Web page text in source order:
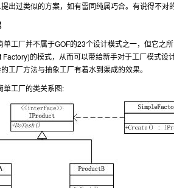
出过类似的方案，如有雷同纯属巧合。有说得不对
单工厂并不属于GOF的23个设计模式之一，但它之
Factory)的模式，从而可以带给新手对于工厂模式设
工厂方法与抽象工厂有着水到渠成的效果。
单工厂的类关系图 :